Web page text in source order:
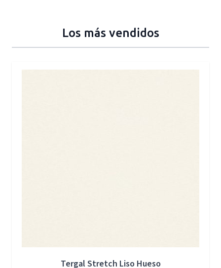
Los más vendidos
Tergal Stretch Liso Hueso